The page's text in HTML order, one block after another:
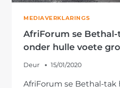
MEDIAVERKLARINGS
AfriForum se
onder hulle voete
Deur 15/01/2020
AfriForum se Bethal-